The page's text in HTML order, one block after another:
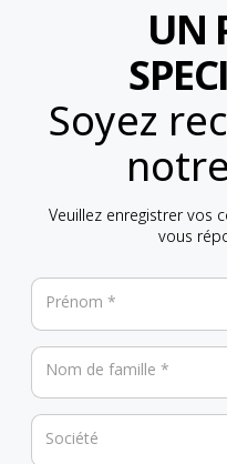
UN
Soyez
Veuillez enregistrer vos
vous
Prénom *
Nom de famille *
Société